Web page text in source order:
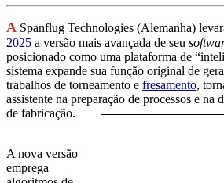
A Spanflug Technologies (Alemanha)
2025 a versão mais avançada de seu
posicionado como uma plataforma de
sistema expande sua função original de
trabalhos de torneamento e fresamento,
assistente na preparação de processos e na
de fabricação.
A nova versão
emprega